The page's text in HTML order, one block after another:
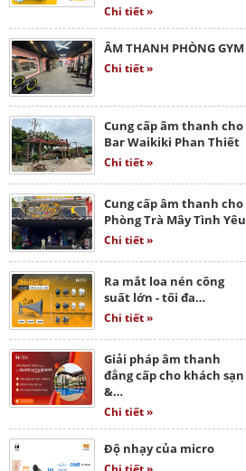
Chi tiết »
ÂM THANH PHÒNG GYM
Chi tiết »
Cung cấp âm thanh cho
Bar Waikiki Phan Thiết
Chi tiết »
Cung cấp âm thanh cho
Phòng Trà Mây Tình Yêu
Chi tiết »
Ra mắt loa nén công
suất lớn - tối đa…
Chi tiết »
Giải pháp âm thanh
đẳng cấp cho khách sạn
&…
Chi tiết »
Độ nhạy của micro